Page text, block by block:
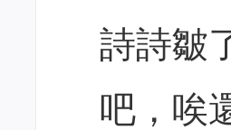
詩詩皺
吧，唉